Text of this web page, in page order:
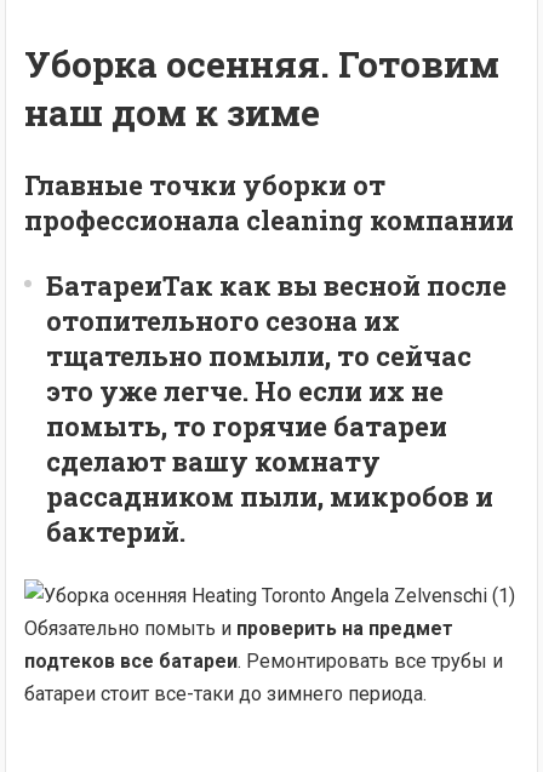
Уборка осенняя. Готовим
наш дом к зиме
Главные точки уборки от
профессионала cleaning компании
БатареиТак как вы весной после
отопительного сезона их
тщательно помыли, то сейчас
это уже легче. Но если их не
помыть, то горячие батареи
сделают вашу комнату
рассадником пыли, микробов и
бактерий.
Обязательно помыть и проверить на предмет
подтеков все батареи. Ремонтировать все трубы и
батареи стоит все-таки до зимнего периода.